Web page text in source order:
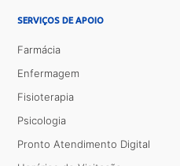
SERVIÇOS DE APOIO
Farmácia
Enfermagem
Fisioterapia
Psicologia
Pronto Atendimento Digital